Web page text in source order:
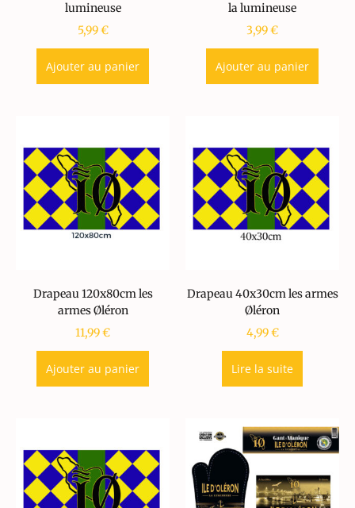
lumineuse
5,99€
Ajouter au panier
la lumineuse
3,99€
Ajouter au panier
Drapeau 120x80cm les
armes Øléron
11,99€
Ajouter au panier
Drapeau 40x30cm les armes
Øléron
4,99€
Lire la suite